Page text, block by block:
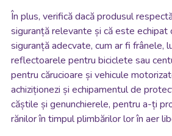
În plus, verifică dacă produsul
siguranță relevante și că este echipat
siguranță adecvate, cum ar fi frânele,
reflectoarele pentru biciclete sau
pentru cărucioare și vehicule
achiziționezi și echipamentul de
căștile și genunchierele, pentru a-ți
rănilor în timpul plimbărilor lor în aer